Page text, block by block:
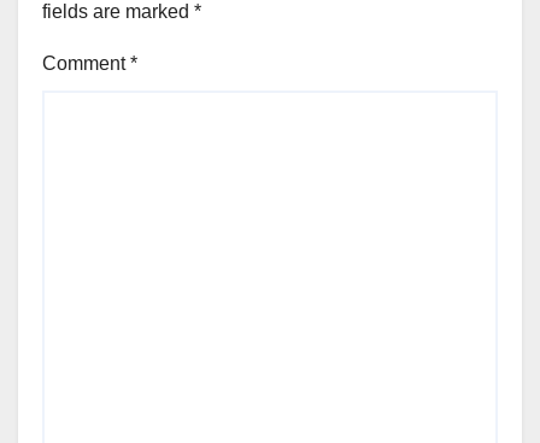
fields are marked *
Comment*